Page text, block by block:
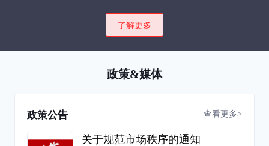
了解更多
政策&媒体
政策公告 查看更多>
关于规范市场秩序的通知